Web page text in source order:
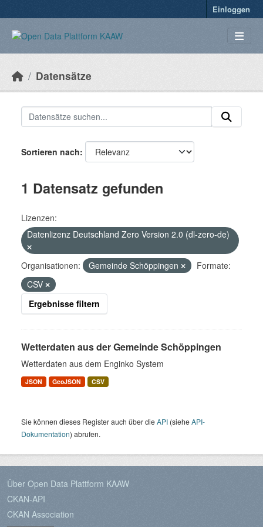
Einloggen
Datensätze
Sortieren nach
1 Datensatz gefunden
Lizenzen:
Datenlizenz Deutschland Zero Version 2.0 (dl-zero-de)
Organisationen: Gemeinde Schöppingen
Formate:
CSV
Ergebnisse filtern
Wetterdaten aus der Gemeinde Schöppingen
Wetterdaten aus dem Enginko System
JSON GeoJSON CSV
Sie können dieses Register auch über dieAPI (sieheAPI-
Dokumentation) abrufen.
Über Open Data Plattform KAAW
CKAN-API
CKAN Association